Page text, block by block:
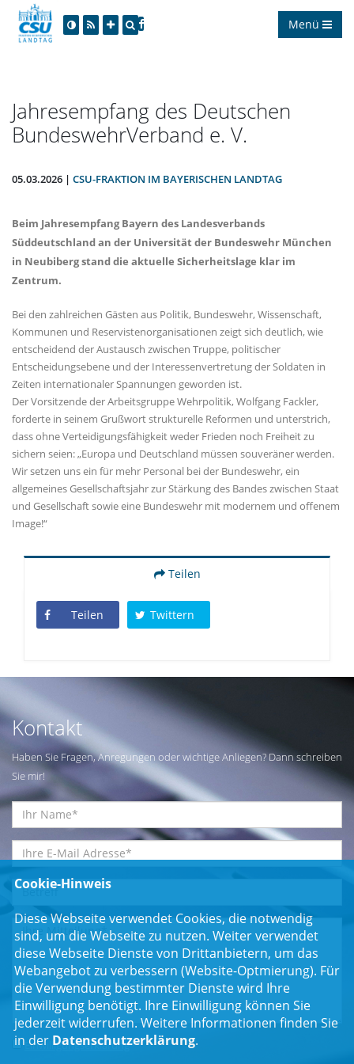
Menü
Jahresempfang des Deutschen
BundeswehrVerband e. V.
05.03.2026 | CSU-FRAKTION IM BAYERISCHEN LANDTAG
Beim Jahresempfang Bayern des Landesverbands
Süddeutschland an der Universität der Bundeswehr München
in Neubiberg stand die aktuelle Sicherheitslage klar im
Zentrum.
Bei den zahlreichen Gästen aus Politik, Bundeswehr, Wissenschaft,
Kommunen und Reservistenorganisationen zeigt sich deutlich, wie
entscheidend der Austausch zwischen Truppe, politischer
Entscheidungsebene und der Interessenvertretung der Soldaten in
Zeiten internationaler Spannungen geworden ist.
Der Vorsitzende der Arbeitsgruppe Wehrpolitik, Wolfgang Fackler,
forderte in seinem Grußwort strukturelle Reformen und unterstrich,
dass ohne Verteidigungsfähigkeit weder Frieden noch Freiheit zu
sichern seien: „Europa und Deutschland müssen souveräner werden.
Wir setzen uns ein für mehr Personal bei der Bundeswehr, ein
allgemeines Gesellschaftsjahr zur Stärkung des Bandes zwischen Staat
und Gesellschaft sowie eine Bundeswehr mit modernem und offenem
Image!“
Teilen
Teilen Twittern
Kontakt
Haben Sie Fragen, Anregungen oder wichtige Anliegen? Dann schreiben
Sie mir!
Einwilligungserklärung*
Cookie-Hinweis
Diese Webseite verwendet Cookies, die notwendig
sind, um die Webseite zu nutzen. Weiter verwendet
diese Webseite Dienste von Drittanbietern, um das
Webangebot zu verbessern (Website-Optmierung). Für
die Verwendung bestimmter Dienste wird Ihre
Einwilligung benötigt. Ihre Einwilligung können Sie
jederzeit widerrufen. Weitere Informationen finden Sie
in der Datenschutzerklärung.